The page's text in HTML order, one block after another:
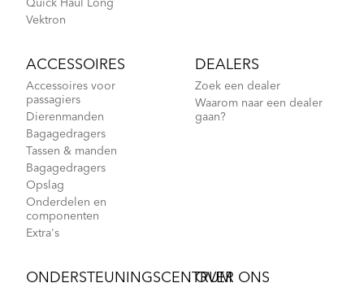
Quick Haul Long
Vektron
ACCESSOIRES
Accessoires voor
passagiers
Dierenmanden
Bagagedragers
Tassen & manden
Bagagedragers
Opslag
Onderdelen en
componenten
Extra's
DEALERS
Zoek een dealer
Waarom naar een dealer
gaan?
ONDERSTEUNINGSCENTRUMOVER ONS